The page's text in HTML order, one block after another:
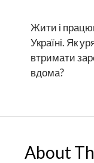
Жити і
Україні. Як
втримати
вдома?
About